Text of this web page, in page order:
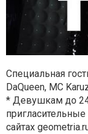
Специальная
DaQueen, MC
* Девушкам до
сайтах